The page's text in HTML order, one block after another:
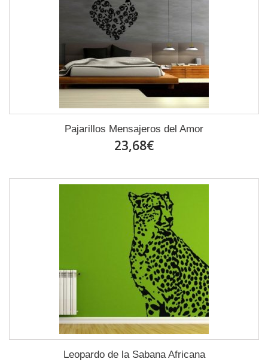
Pajarillos Mensajeros del Amor
23,68€
Leopardo de la Sabana Africana